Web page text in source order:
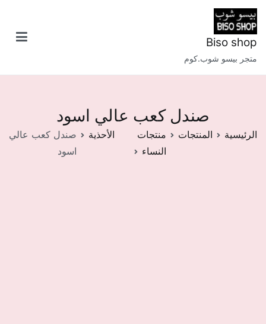
تخطى
إلى
المحتوى
Biso shop
متجر بيسو شوب.كوم
صندل كعب عالي اسود
الرئيسية المنتجات
منتجات
النساء
الأحذية
صندل كعب عالي
اسود